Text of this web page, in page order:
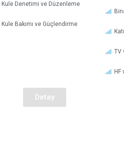
Kule Denetimi ve Düzenleme
Kule Bakımı ve Güçlendirme
TV
Detay